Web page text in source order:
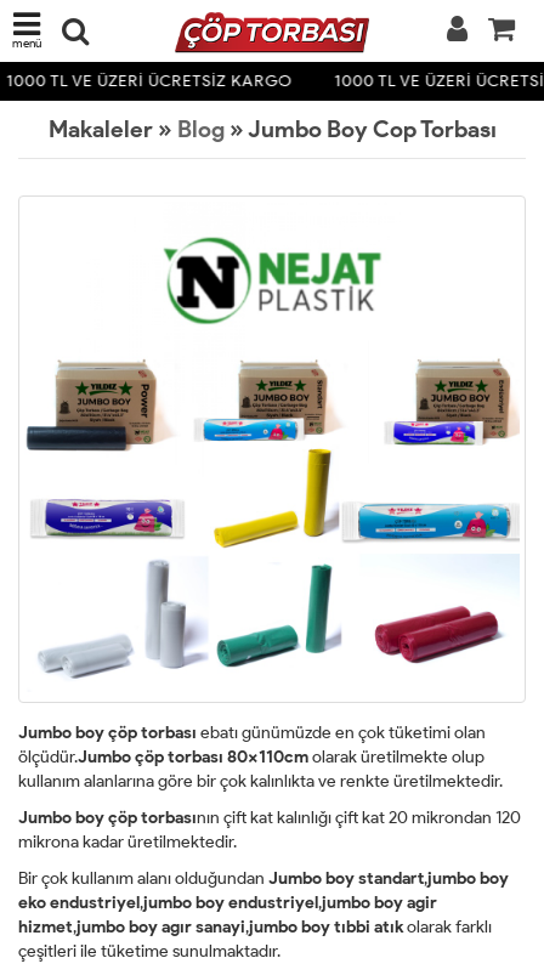
menü
1000 TL VE ÜZERİ ÜCRETSİZ KARGO 1000 TL VE ÜZERİ
Makaleler » Blog» Jumbo Boy Cop Torbası
Jumbo boy çöp torbası ebatı günümüzde en çok tüketimi olan
ölçüdür.Jumbo çöp torbası 80x110cmolarak üretilmekte olup
kullanım alanlarına göre bir çok kalınlıkta ve renkte üretilmektedir.
Jumbo boy çöp torbasının çift kat kalınlığı çift kat 20 mikrondan 120
mikrona kadar üretilmektedir.
Bir çok kullanım alanı olduğundan Jumbo boy standart,jumbo boy
eko endustriyel,jumbo boy endustriyel,jumbo boy agir
hizmet,jumbo boy agır sanayi,jumbo boy tıbbi atıkolarak farklı
çeşitleri ile tüketime sunulmaktadır.